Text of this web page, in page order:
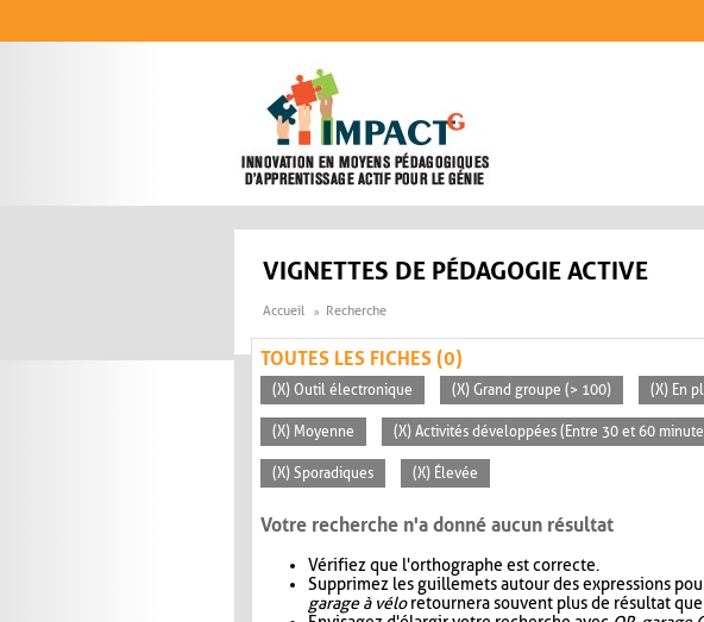
VIGNETTES DE PÉDAGOGIE ACTIVE
Accueil Recherche
TOUTES LES FICHES (0)
(X) Outil électronique (X) Grand groupe (> 100) (X) En
(X) Moyenne (X) Activités développées (Entre 30 et 60
(X) Sporadiques (X) Élevée
Votre recherche n'a donné aucun résultat
Vérifiez que l'orthographe est correcte.
Supprimez les guillemets autour des expressions
garage à véloretournera souvent plus de résultat que